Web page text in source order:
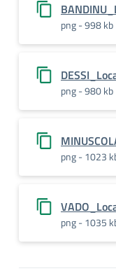
png - 998 kb
png - 980 kb
png - 1023
png - 1035